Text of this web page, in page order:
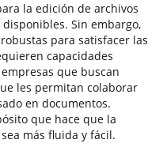
la edición de archivos
Sin embargo,
para satisfacer las
capacidades
que buscan
les permitan colaborar
en documentos.
que hace que la
más fluida y fácil.